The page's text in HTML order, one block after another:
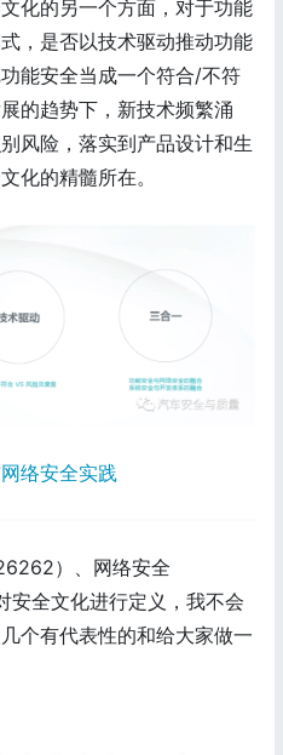
化的另一个方面，对于功能
，是否以技术驱动推动功能
能安全当成一个符合/不符
的趋势下，新技术频繁涌
风险，落实到产品设计和生
化的精髓所在。
络安全实践
）、网络安全
安全文化进行定义，我不会
个有代表性的和给大家做一